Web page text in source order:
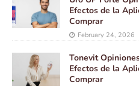
Efectos de la
Comprar
February 24, 2026
Tonevit
Efectos de la
Comprar